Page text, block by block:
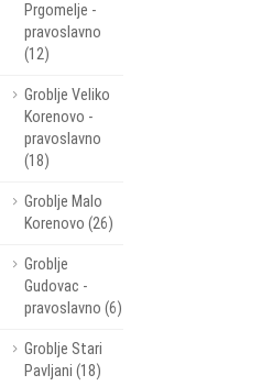
Prgomelje -
pravoslavno
(12)
Groblje Veliko
Korenovo -
pravoslavno
(18)
Groblje Malo
Korenovo (26)
Groblje
Gudovac -
pravoslavno (6)
Groblje Stari
Pavljani (18)